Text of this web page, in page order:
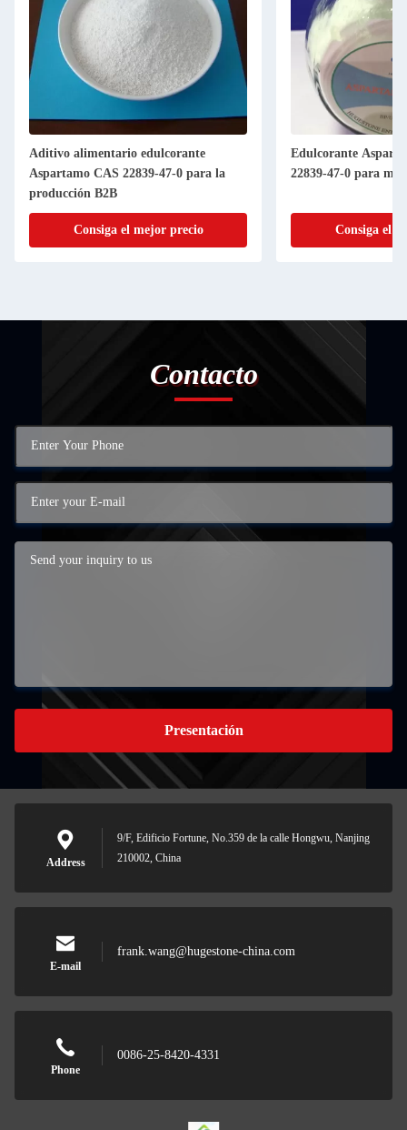
Aditivo alimentario edulcorante
Aspartamo CAS 22839-47-0 para la
producción B2B
Consiga el mejor precio
Edulcorante
22839-47-0 para
Consiga el
Contacto
Presentación
Address
9/F, Edificio Fortune, No.359 de la calle Hongwu, Nanjing
210002, China
E-mail
frank.wang@hugestone-china.com
Phone
0086-25-8420-4331